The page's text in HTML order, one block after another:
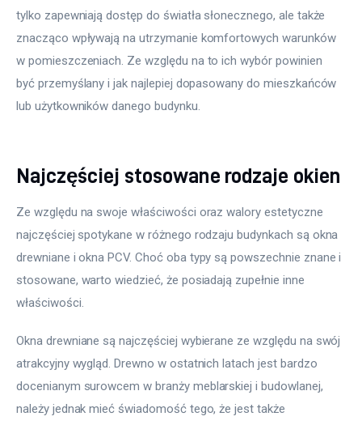
Meble
tylko zapewniają dostęp do światła słonecznego, ale także
znacząco wpływają na utrzymanie komfortowych warunków
w pomieszczeniach. Ze względu na to ich wybór powinien
być przemyślany i jak najlepiej dopasowany do mieszkańców
lub użytkowników danego budynku.
Najczęściej stosowane rodzaje okien
Ze względu na swoje właściwości oraz walory estetyczne
najczęściej spotykane w różnego rodzaju budynkach są okna
drewniane i okna PCV. Choć oba typy są powszechnie znane i
stosowane, warto wiedzieć, że posiadają zupełnie inne
właściwości.
Okna drewniane są najczęściej wybierane ze względu na swój
atrakcyjny wygląd. Drewno w ostatnich latach jest bardzo
docenianym surowcem w branży meblarskiej i budowlanej,
należy jednak mieć świadomość tego, że jest także